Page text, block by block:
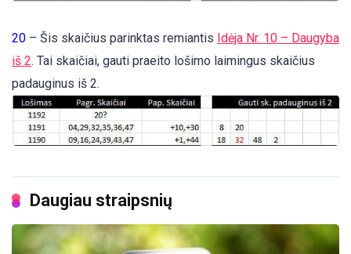
20 – Šis skaičius parinktas remiantis Idėja Nr. 10 – Daugyba
iš 2. Tai skaičiai, gauti praeito lošimo laimingus skaičius
padauginus iš 2.
Daugiau straipsnių